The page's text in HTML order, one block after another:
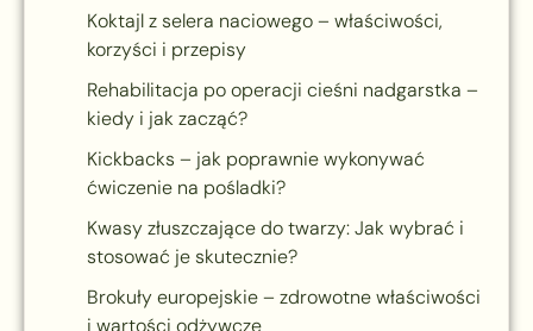
Koktajl z selera naciowego – właściwości,
korzyści i przepisy
Rehabilitacja po operacji cieśni nadgarstka –
kiedy i jak zacząć?
Kickbacks – jak poprawnie wykonywać
ćwiczenie na pośladki?
Kwasy złuszczające do twarzy: Jak wybrać i
stosować je skutecznie?
Brokuły europejskie – zdrowotne właściwości
i wartości odżywcze